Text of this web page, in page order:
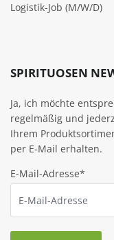
Logistik-Job (M/W/D)
SPIRITUOSEN
Ja, ich möchte
regelmäßig und
Ihrem
per E-Mail erhalten.
E-Mail-Adresse*